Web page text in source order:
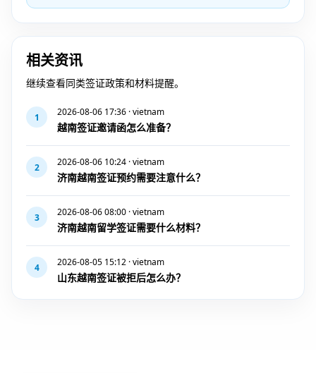
相关资讯
继续查看同类签证政策和材料提醒。
1 2026-08-06 17:36 · vietnam
越南签证邀请函怎么准备？
2 2026-08-06 10:24 · vietnam
济南越南签证预约需要注意什么？
3 2026-08-06 08:00 · vietnam
济南越南留学签证需要什么材料？
4 2026-08-05 15:12 · vietnam
山东越南签证被拒后怎么办？